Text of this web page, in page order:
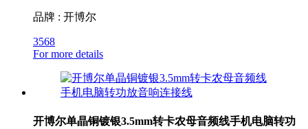
品牌 : 开博尔
3568
For more details
开博尔单晶铜镀银3.5mm转卡农母音频线手机电脑转功